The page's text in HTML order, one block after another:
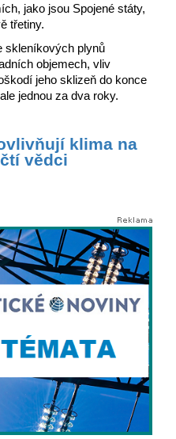
jako jsou Spojené státy,
třetiny.
skleníkových plynů
objemech, vliv
jeho sklizeň do konce
jednou za dva roky.
klima na
vědci